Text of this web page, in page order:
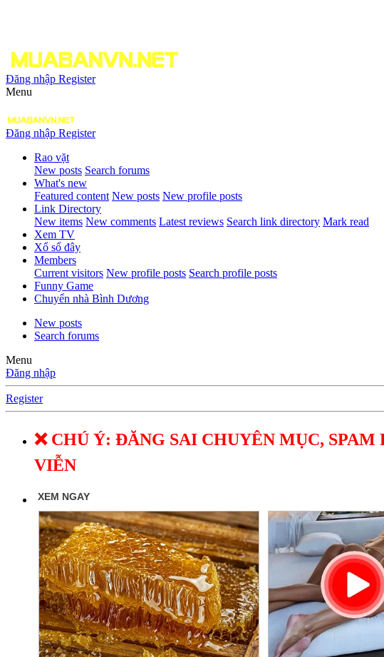
Đăng nhập Register
Menu
Đăng nhập Register
Rao vặt
New posts Search forums
What's new
Featured content New posts New profile posts
Link Directory
New items New comments Latest reviews Search link directory Mark read
Xem TV
Xổ số đây
Members
Current visitors New profile posts Search profile posts
Funny Game
Chuyển nhà Bình Dương
New posts
Search forums
Menu
Đăng nhập
Register
❌ CHÚ Ý: ĐĂNG SAI CHUYÊN MỤC,
VIỄN